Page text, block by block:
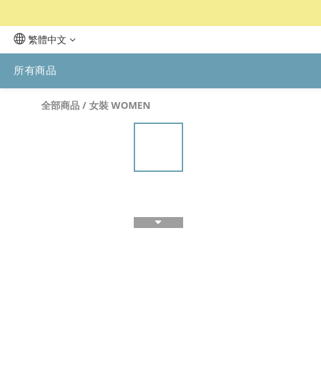
繁體中文
所有商品
全部商品 / 女裝 WOMEN